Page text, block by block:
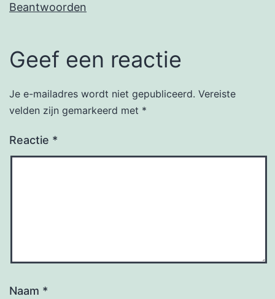
Beantwoorden
Geef een reactie
Je e-mailadres wordt niet gepubliceerd. Vereiste
velden zijn gemarkeerd met *
Reactie *
Naam *